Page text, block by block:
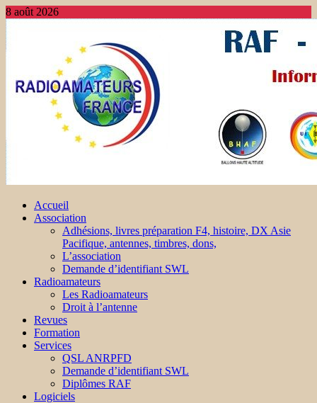
8 août 2026
Accueil
Association
Adhésions, livres préparation F4, histoire, DX Asie
Pacifique, antennes, timbres, dons,
L’association
Demande d’identifiant SWL
Radioamateurs
Les Radioamateurs
Droit à l’antenne
Revues
Formation
Services
QSL ANRPFD
Demande d’identifiant SWL
Diplômes RAF
Logiciels